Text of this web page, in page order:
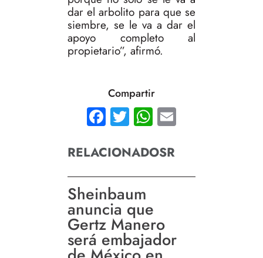
dar el arbolito para que se
siembre, se le va a dar el
apoyo completo al
propietario”, afirmó.
Compartir
Facebook
TwitterWhatsApp
RELACIONADOSR
Sheinbaum
anuncia que
Gertz Manero
será embajador